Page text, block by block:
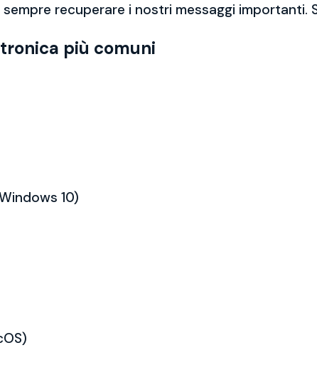
recuperare i nostri messaggi importanti.
più comuni
10)